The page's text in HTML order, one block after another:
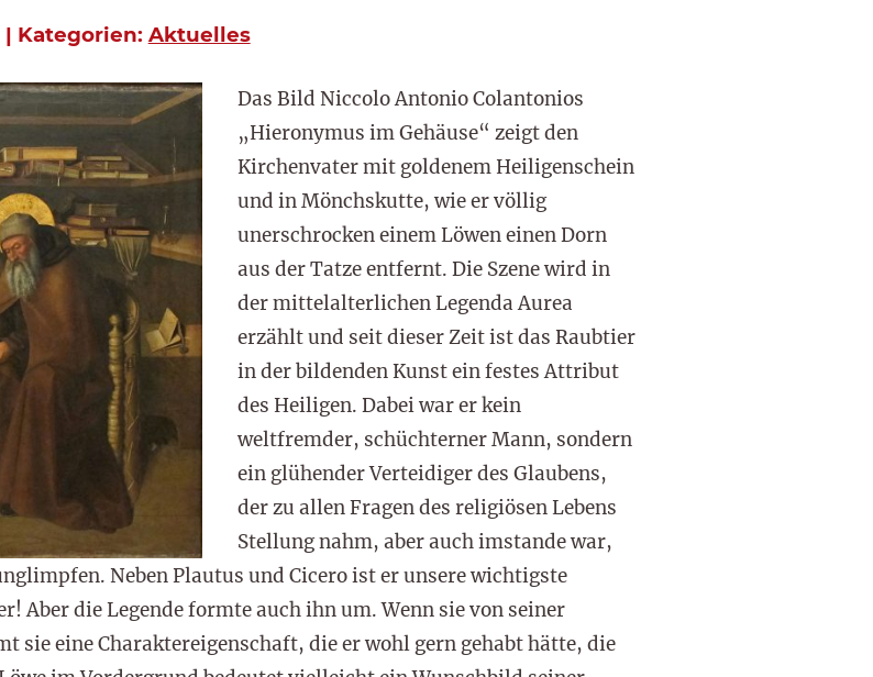
| Kategorien: Aktuelles
Das Bild Niccolo Antonio Colantonios
„Hieronymus im Gehäuse“ zeigt den
Kirchenvater mit goldenem Heiligenschein
und in Mönchskutte, wie er völlig
unerschrocken einem Löwen einen Dorn
aus der Tatze entfernt. Die Szene wird in
der mittelalterlichen Legenda Aurea
erzählt und seit dieser Zeit ist das Raubtier
in der bildenden Kunst ein festes Attribut
des Heiligen. Dabei war er kein
weltfremder, schüchterner Mann, sondern
ein glühender Verteidiger des Glaubens,
der zu allen Fragen des religiösen Lebens
Stellung nahm, aber auch imstande war,
Neben Plautus und Cicero ist er unsere wichtigste
Aber die Legende formte auch ihn um. Wenn sie von seiner
sie eine Charaktereigenschaft, die er wohl gern gehabt hätte, die